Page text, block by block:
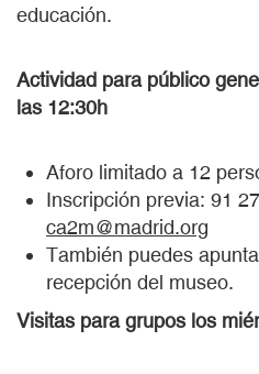
educación.
Actividad para público
las 12:30h
Aforo limitado a 12
Inscripción previa: 91
ca2m@madrid.org
También puedes
recepción del museo.
Visitas para grupos los